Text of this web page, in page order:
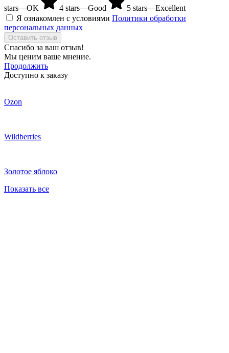
stars—OK 4 stars—Good
5 stars—Excellent
Я ознакомлен с условиями Политики обработки
персональных данных
Оставить отзыв
Спасибо за ваш отзыв!
Мы ценим ваше мнение.
Продолжить
Доступно к заказу
Ozon
Wildberries
Золотое яблоко
Показать все